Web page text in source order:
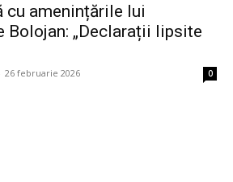
cu amenințările lui
Bolojan: „Declarații lipsite
26 februarie 2026 0